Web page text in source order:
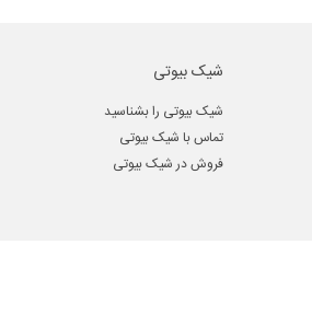
شیک بیوتی
شیک بیوتی را بشناسید
تماس با شیک بیوتی
فروش در شیک بیوتی